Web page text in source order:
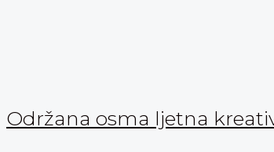
Održana osma ljetna